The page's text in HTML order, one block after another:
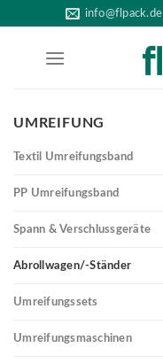
content
info@flpack.de
UMREIFUNG
Textil Umreifungsband
PP Umreifungsband
Spann & Verschlussgeräte
Abrollwagen/-Ständer
Umreifungssets
Umreifungsmaschinen